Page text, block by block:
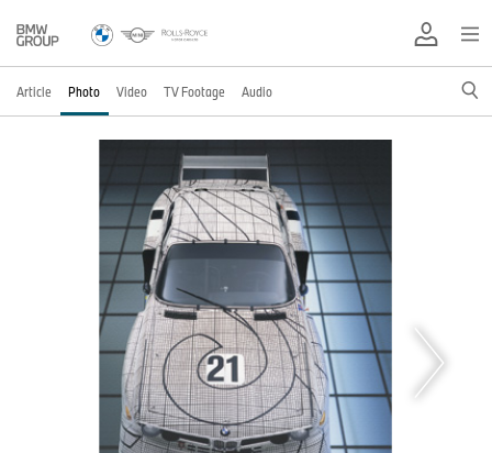
Article Photo Video TV Footage Audio